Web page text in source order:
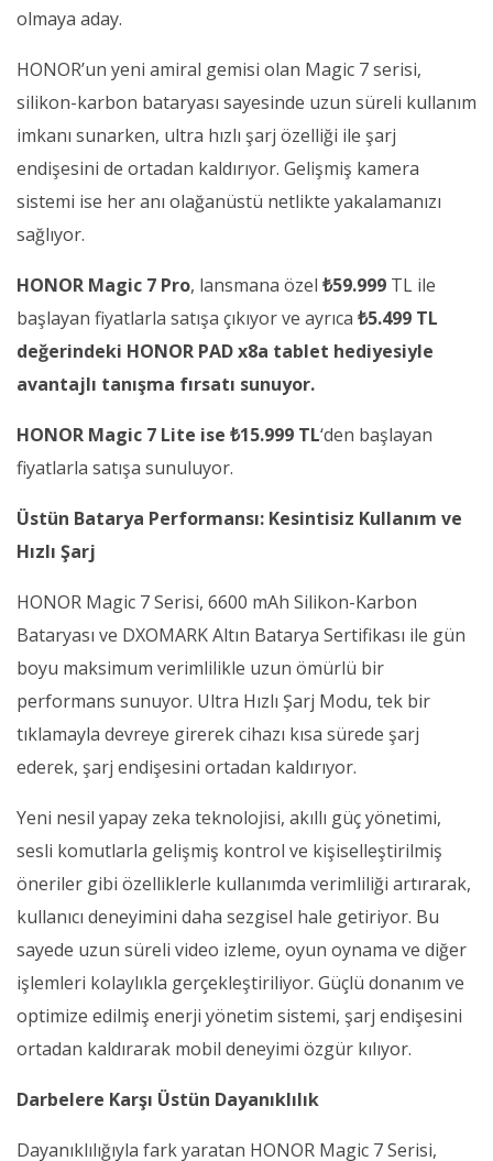
olmaya aday.
HONOR’un yeni amiral gemisi olan Magic 7 serisi,
silikon-karbon bataryası sayesinde uzun süreli kullanım
imkanı sunarken, ultra hızlı şarj özelliği ile şarj
endişesini de ortadan kaldırıyor. Gelişmiş kamera
sistemi ise her anı olağanüstü netlikte yakalamanızı
sağlıyor.
HONOR Magic 7 Pro, lansmana özel ₺59.999 TL ile
başlayan fiyatlarla satışa çıkıyor ve ayrıca ₺5.499 TL
değerindeki HONOR PAD x8a tablet hediyesiyle
avantajlı tanışma fırsatı sunuyor.
HONOR Magic 7 Lite ise ₺15.999 TL‘den başlayan
fiyatlarla satışa sunuluyor.
Üstün Batarya Performansı: Kesintisiz Kullanım ve
Hızlı Şarj
HONOR Magic 7 Serisi, 6600 mAh Silikon-Karbon
Bataryası ve DXOMARK Altın Batarya Sertifikası ile gün
boyu maksimum verimlilikle uzun ömürlü bir
performans sunuyor. Ultra Hızlı Şarj Modu, tek bir
tıklamayla devreye girerek cihazı kısa sürede şarj
ederek, şarj endişesini ortadan kaldırıyor.
Yeni nesil yapay zeka teknolojisi, akıllı güç yönetimi,
sesli komutlarla gelişmiş kontrol ve kişiselleştirilmiş
öneriler gibi özelliklerle kullanımda verimliliği artırarak,
kullanıcı deneyimini daha sezgisel hale getiriyor. Bu
sayede uzun süreli video izleme, oyun oynama ve diğer
işlemleri kolaylıkla gerçekleştiriliyor. Güçlü donanım ve
optimize edilmiş enerji yönetim sistemi, şarj endişesini
ortadan kaldırarak mobil deneyimi özgür kılıyor.
Darbelere Karşı Üstün Dayanıklılık
Dayanıklılığıyla fark yaratan HONOR Magic 7 Serisi,